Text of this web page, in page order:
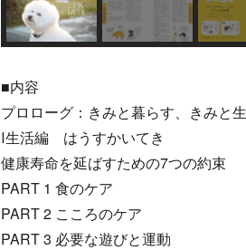
■内容
プロローグ：きみと暮らす、きみと
Ⅰ生活編 はうすかいてき
健康寿命を延ばすための7つの約束
PART 1 食のケア
PART 2 こころのケア
PART 3 必要な遊びと運動